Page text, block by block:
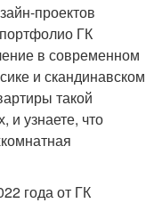
проектов
ГК
в современном
и скандинавском
такой
и узнаете, что
года от ГК